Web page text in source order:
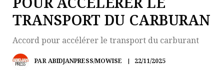
TRANSPORT DU CARBURAN
Accord pour accélérer le transport du carburant
PARABIDJANPRESS/MOWISE
22/11/2025